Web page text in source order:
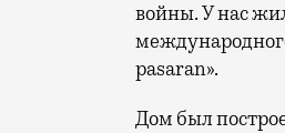
войны. У нас
pasaran».
Дом был